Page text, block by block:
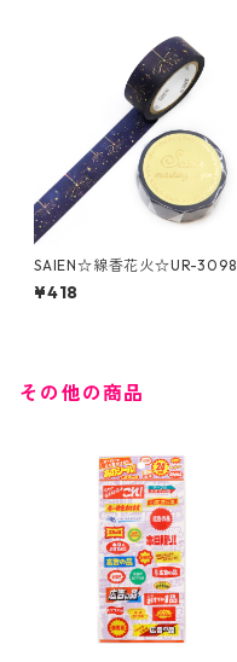
SAIEN☆線香花火☆UR-3098
☆金箔☆マスキングテープ
¥418
その他の商品